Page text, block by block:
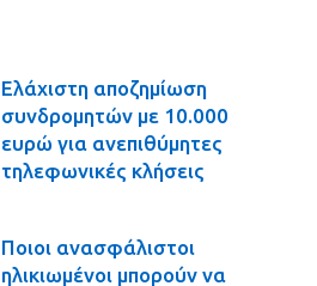
Ελάχιστη αποζημίωση
συνδρομητών με 10.000
ευρώ για ανεπιθύμητες
τηλεφωνικές κλήσεις
Ποιοι ανασφάλιστοι
ηλικιωμένοι μπορούν να